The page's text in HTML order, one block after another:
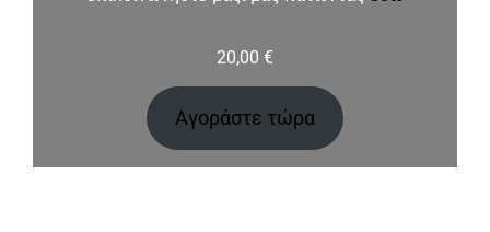
20,00 €
Αγοράστε τώρα